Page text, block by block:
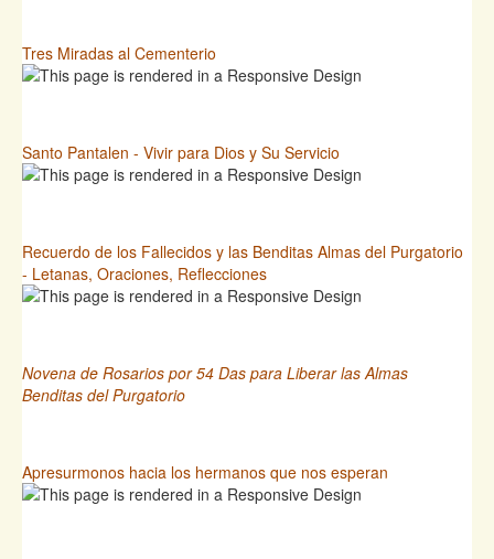
Tres Miradas al Cementerio
Santo Pantalen - Vivir para Dios y Su Servicio
Recuerdo de los Fallecidos y las Benditas Almas del Purgatorio
- Letanas, Oraciones, Reflecciones
Novena de Rosarios por 54 Das para Liberar las Almas
Benditas del Purgatorio
Apresurmonos hacia los hermanos que nos esperan